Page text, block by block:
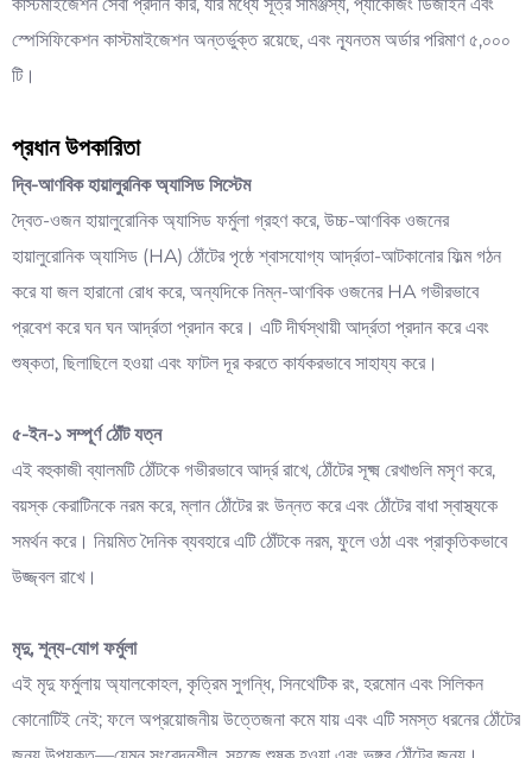
কাস্টমাইজেশন সেবা প্রদান করি, যার মধ্যে সূত্র সামঞ্জস্য, প্যাকেজিং ডিজাইন এবং
স্পেসিফিকেশন কাস্টমাইজেশন অন্তর্ভুক্ত রয়েছে, এবং ন্যূনতম অর্ডার পরিমাণ ৫,০০০
টি।
প্রধান উপকারিতা
দ্বি-আণবিক হায়ালুরনিক অ্যাসিড সিস্টেম
দ্বৈত-ওজন হায়ালুরোনিক অ্যাসিড ফর্মুলা গ্রহণ করে, উচ্চ-আণবিক ওজনের
হায়ালুরোনিক অ্যাসিড (HA) ঠোঁটের পৃষ্ঠে শ্বাসযোগ্য আর্দ্রতা-আটকানোর ফিল্ম গঠন
করে যা জল হারানো রোধ করে, অন্যদিকে নিম্ন-আণবিক ওজনের HA গভীরভাবে
প্রবেশ করে ঘন ঘন আর্দ্রতা প্রদান করে। এটি দীর্ঘস্থায়ী আর্দ্রতা প্রদান করে এবং
শুষ্কতা, ছিলাছিলে হওয়া এবং ফাটল দূর করতে কার্যকরভাবে সাহায্য করে।
৫-ইন-১ সম্পূর্ণ ঠোঁট যত্ন
এই বহুকাজী ব্যালমটি ঠোঁটকে গভীরভাবে আর্দ্র রাখে, ঠোঁটের সূক্ষ্ম রেখাগুলি মসৃণ করে,
বয়স্ক কেরাটিনকে নরম করে, ম্লান ঠোঁটের রং উন্নত করে এবং ঠোঁটের বাধা স্বাস্থ্যকে
সমর্থন করে। নিয়মিত দৈনিক ব্যবহারে এটি ঠোঁটকে নরম, ফুলে ওঠা এবং প্রাকৃতিকভাবে
উজ্জ্বল রাখে।
মৃদু, শূন্য-যোগ ফর্মুলা
এই মৃদু ফর্মুলায় অ্যালকোহল, কৃত্রিম সুগন্ধি, সিনথেটিক রং, হরমোন এবং সিলিকন
কোনোটিই নেই; ফলে অপ্রয়োজনীয় উত্তেজনা কমে যায় এবং এটি সমস্ত ধরনের ঠোঁটের